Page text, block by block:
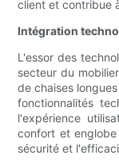
client et contribue
Intégration
L'essor des
secteur du
de chaises
fonctionnalités
l'expérience
confort et
sécurité et